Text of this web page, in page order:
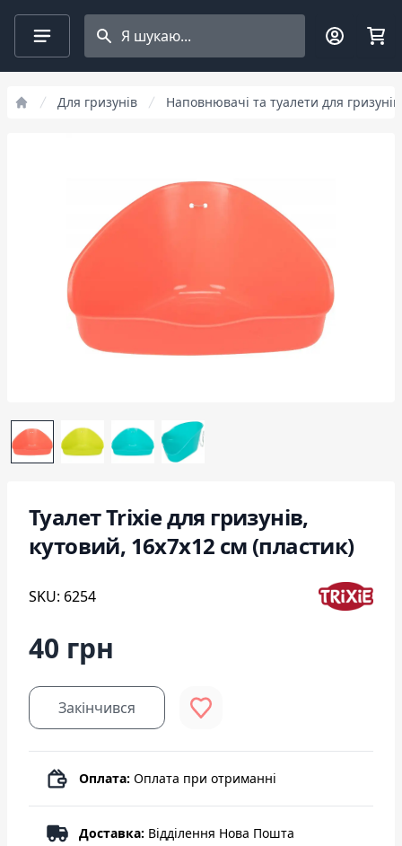
Search projects
Для гризунів Наповнювачі та туалети для гризунів
Туалет Trixie для гризунів,
кутовий, 16x7x12 см (пластик)
SKU: 6254
40 грн
Закінчився
Оплата: Оплата при отриманні
Доставка: Відділення Нова Пошта